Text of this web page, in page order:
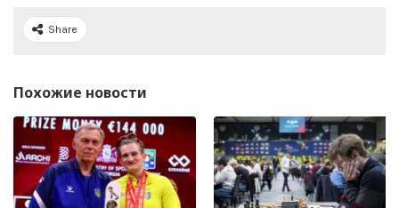
Share
Похожие новости